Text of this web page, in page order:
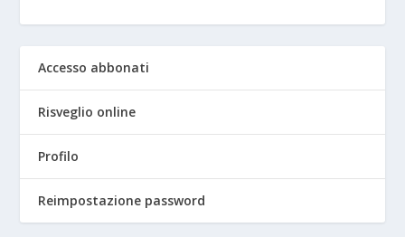
Accesso abbonati
Risveglio online
Profilo
Reimpostazione password